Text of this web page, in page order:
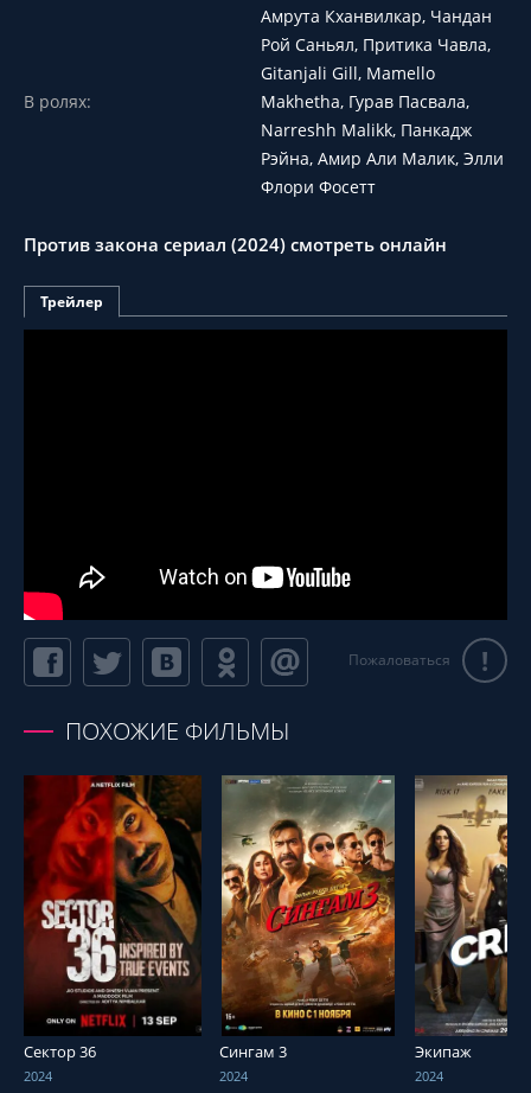
В ролях:
Амрута Кханвилкар, Чандан
Рой Саньял, Притика Чавла,
Gitanjali Gill, Mamello
Makhetha, Гурав Пасвала,
Narreshh Malikk, Панкадж
Рэйна, Амир Али Малик, Элли
Флори Фосетт
Против закона сериал (2024) смотреть онлайн
Трейлер
Пожаловаться !
ПОХОЖИЕ ФИЛЬМЫ
СМОТРЕТЬ ОНЛАЙН
Сектор 36
2024
СМОТРЕТЬ ОНЛАЙН
Сингам 3
2024
СМОТРЕТЬ
Экипаж
2024